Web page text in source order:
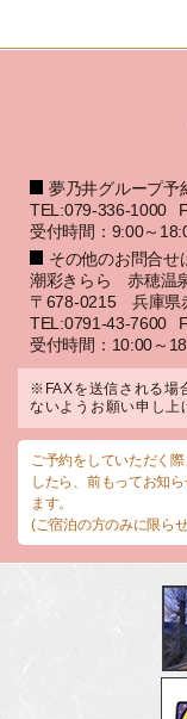
夢乃井グループ予
TEL:079-336-1000
受付時間：9:00～
その他のお問合せ
潮彩きらら 赤穂温
〒678-0215 兵庫県
TEL:0791-43-7600
受付時間：10:00～
※FAXを送信される場
ないようお願い申し上
ご予約をしていただく
したら、前もってお知
ます。
(ご宿泊の方のみに限ら